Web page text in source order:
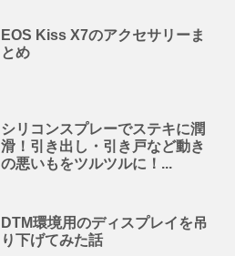
EOS Kiss X7のアクセサリーま
とめ
シリコンスプレーでステキに潤
滑！引き出し・引き戸など動き
の悪いもをツルツルに！...
DTM環境用のディスプレイを吊
り下げてみた話